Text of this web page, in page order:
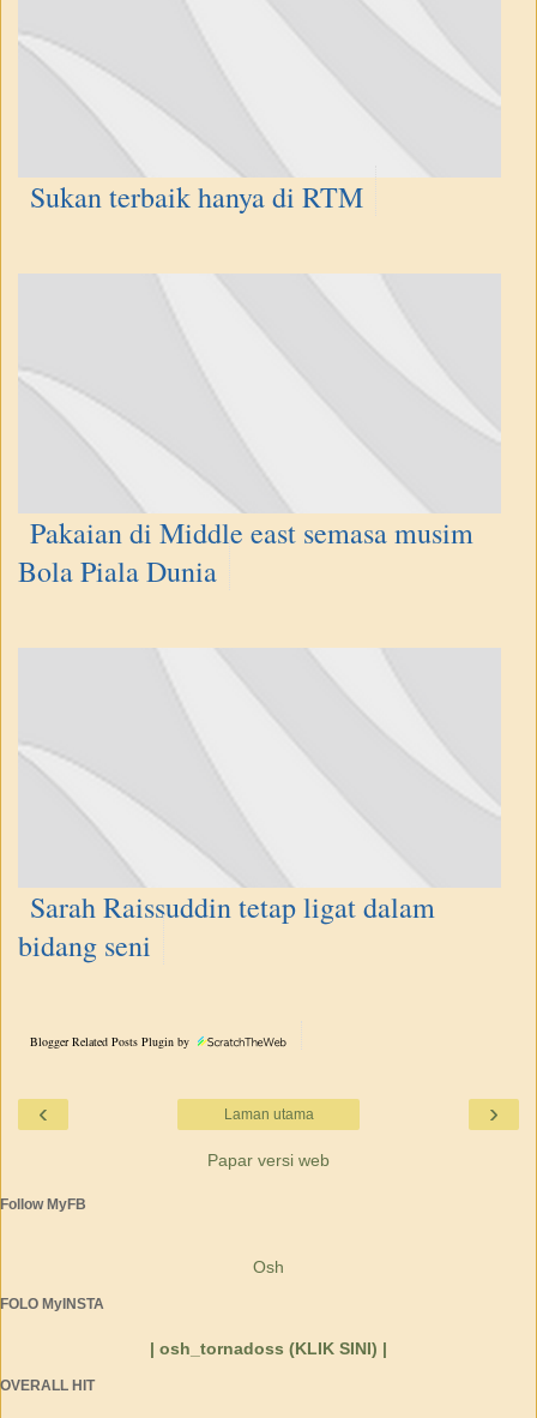
Sukan terbaik hanya di RTM
Pakaian di Middle east semasa musim
Bola Piala Dunia
Sarah Raissuddin tetap ligat dalam
bidang seni
Blogger Related Posts Plugin by
‹ ›
Laman utama
Papar versi web
Follow MyFB
Osh
FOLO MyINSTA
| osh_tornadoss (KLIK SINI) |
OVERALL HIT